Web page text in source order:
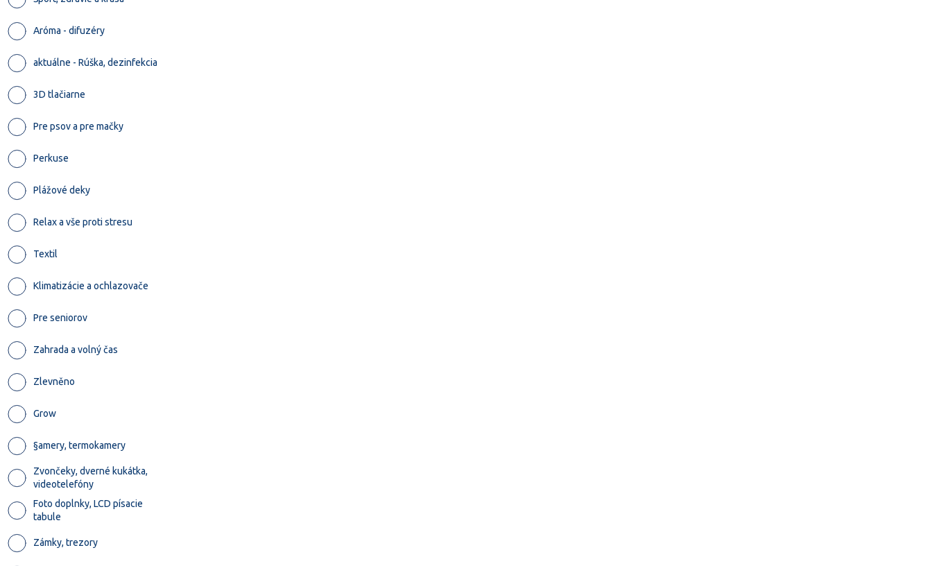
Aróma - difuzéry
aktuálne - Rúška, dezinfekcia
3D tlačiarne
Pre psov a pre mačky
Perkuse
Plážové deky
Relax a vše proti stresu
Textil
Klimatizácie a ochlazovače
Pre seniorov
Zahrada a volný čas
Zlevněno
Grow
§amery, termokamery
Zvončeky, dverné kukátka,
videotelefóny
Foto doplnky, LCD písacie
tabule
Zámky, trezory